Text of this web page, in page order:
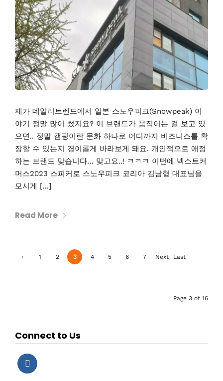
제가 데일리트렌드에서 일본 스노우피크(Snowpeak) 이
야기 정말 많이 썼지요? 이 브랜드가 움직이는 걸 보고 있
으면.. 정말 캠핑이란 문화 하나로 어디까지 비즈니스를 확
장할 수 있는지 경이롭게 바라보게 돼요. 개인적으로 애정
하는 브랜드 맞습니다… 맞고요..! ㅋㅋㅋ 이번에 넥스트커
머스2023 스피커로 스노우피크 코리아 김남형 대표님을
모시게 […]
Read More
‹ 1 2 3 4 5 6 7 Next Last
Page 3 of 16
Connect to Us